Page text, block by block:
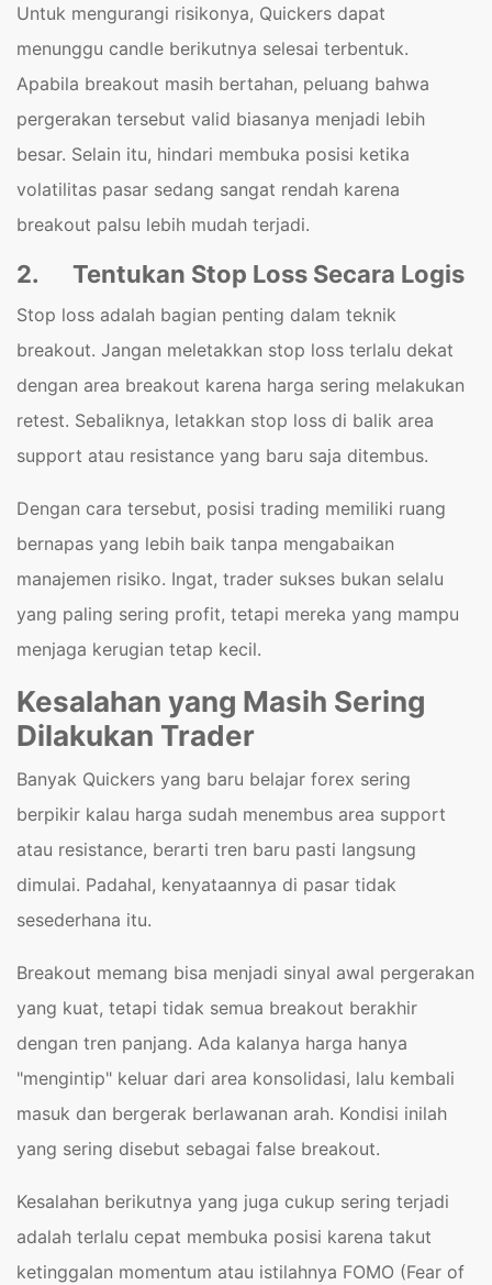
Untuk mengurangi risikonya, Quickers dapat
menunggu candle berikutnya selesai terbentuk.
Apabila breakout masih bertahan, peluang bahwa
pergerakan tersebut valid biasanya menjadi lebih
besar. Selain itu, hindari membuka posisi ketika
volatilitas pasar sedang sangat rendah karena
breakout palsu lebih mudah terjadi.
2. Tentukan Stop Loss Secara Logis
Stop loss adalah bagian penting dalam teknik
breakout. Jangan meletakkan stop loss terlalu dekat
dengan area breakout karena harga sering melakukan
retest. Sebaliknya, letakkan stop loss di balik area
support atau resistance yang baru saja ditembus.
Dengan cara tersebut, posisi trading memiliki ruang
bernapas yang lebih baik tanpa mengabaikan
manajemen risiko. Ingat, trader sukses bukan selalu
yang paling sering profit, tetapi mereka yang mampu
menjaga kerugian tetap kecil.
Kesalahan yang Masih Sering
Dilakukan Trader
Banyak Quickers yang baru belajar forex sering
berpikir kalau harga sudah menembus area support
atau resistance, berarti tren baru pasti langsung
dimulai. Padahal, kenyataannya di pasar tidak
sesederhana itu.
Breakout memang bisa menjadi sinyal awal pergerakan
yang kuat, tetapi tidak semua breakout berakhir
dengan tren panjang. Ada kalanya harga hanya
"mengintip" keluar dari area konsolidasi, lalu kembali
masuk dan bergerak berlawanan arah. Kondisi inilah
yang sering disebut sebagai false breakout.
Kesalahan berikutnya yang juga cukup sering terjadi
adalah terlalu cepat membuka posisi karena takut
ketinggalan momentum atau istilahnya FOMO (Fear of